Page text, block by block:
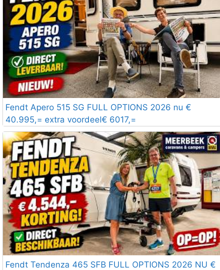
Fendt Apero 515 SG FULL OPTIONS 2026 nu €
40.995,= extra voordeel€ 6017,=
Fendt Tendenza 465 SFB FULL OPTIONS 2026 NU €